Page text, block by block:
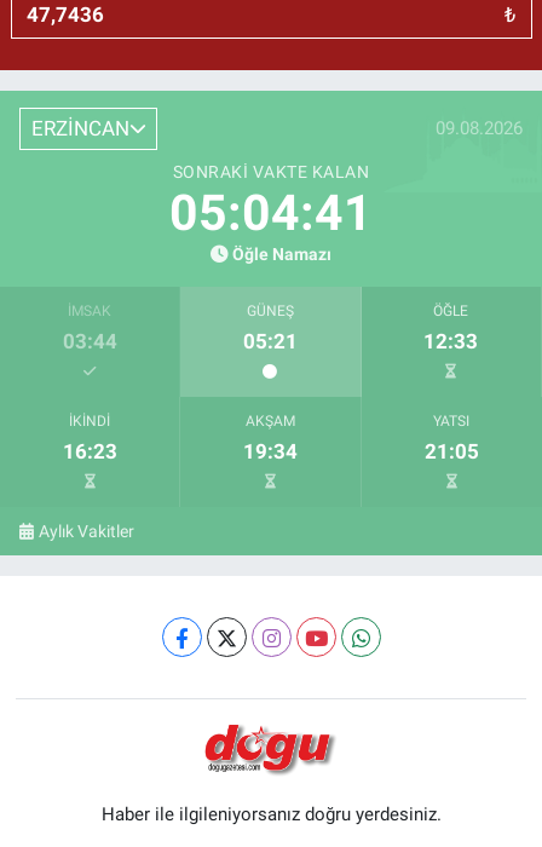
₺
ERZİNCAN 09.08.2026
SONRAKI VAKTE KALAN
05:04:40
Öğle Namazı
İMSAK
03:44
GÜNEŞ
05:21
ÖĞLE
12:33
İKINDI
16:23
AKŞAM
19:34
YATSI
21:05
Aylık Vakitler
Haber ile ilgileniyorsanız doğru yerdesiniz.